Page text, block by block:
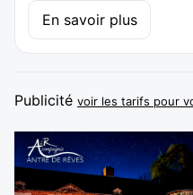
En savoir plus
Publicité voir les tarifs pour